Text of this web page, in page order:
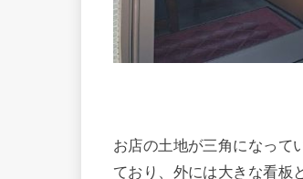
お店の土地が三角になって
ており、外には大きな看板